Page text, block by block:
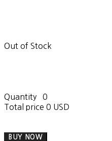
Out of Stock
Quantity
0
Total price 0 USD
BUY NOW